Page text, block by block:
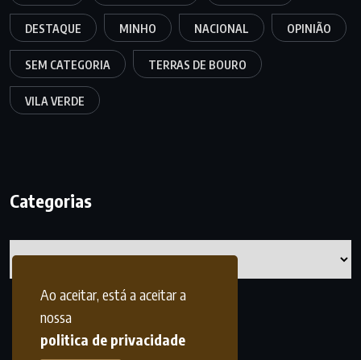
Ao aceitar, está a aceitar a
nossa
politica de privacidade
DESTAQUE MINHO NACIONAL OPINIÃO
SEM CATEGORIA TERRAS DE BOURO
VILA VERDE
Categorias